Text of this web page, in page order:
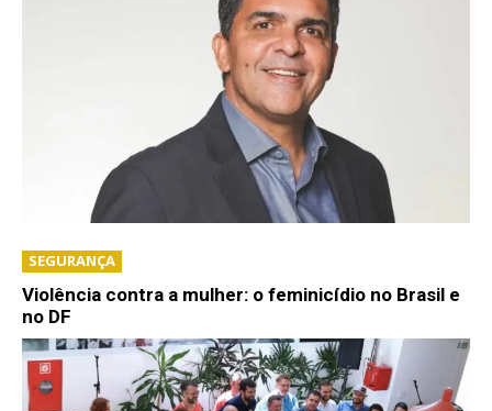
SEGURANÇA
Violência contra a mulher: o feminicídio no Brasil e
no DF